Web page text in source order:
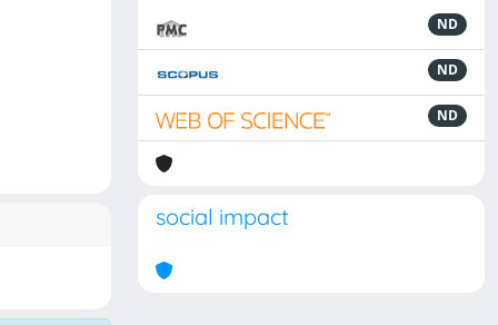
ND
ND
ND
social impact